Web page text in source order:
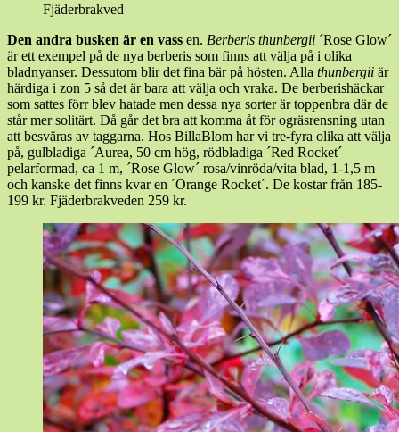
Fjäderbrakved
Den andra busken är en vass en. Berberis thunbergii ´Rose Glow´
är ett exempel på de nya berberis som finns att välja på i olika
bladnyanser. Dessutom blir det fina bär på hösten. Alla thunbergii är
härdiga i zon 5 så det är bara att välja och vraka. De berberishäckar
som sattes förr blev hatade men dessa nya sorter är toppenbra där de
står mer solitärt. Då går det bra att komma åt för ogräsrensning utan
att besväras av taggarna. Hos BillaBlom har vi tre-fyra olika att välja
på, gulbladiga ´Aurea, 50 cm hög, rödbladiga ´Red Rocket´
pelarformad, ca 1 m, ´Rose Glow´ rosa/vinröda/vita blad, 1-1,5 m
och kanske det finns kvar en ´Orange Rocket´. De kostar från 185-
199 kr. Fjäderbrakveden 259 kr.